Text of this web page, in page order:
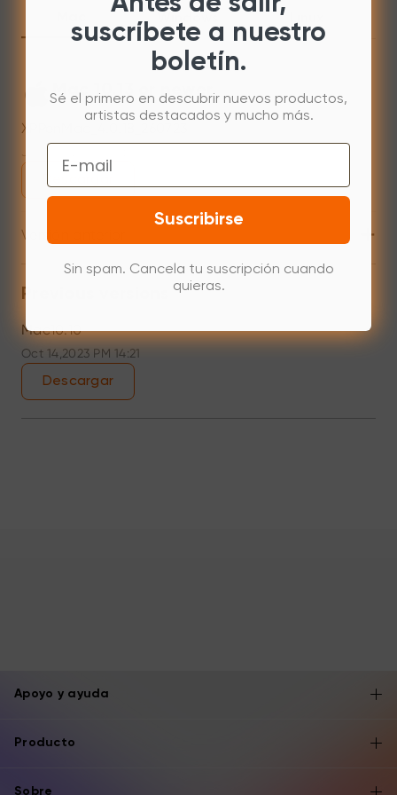
Mac 10.13 or newer
XPPenMac_4.0.18_260723
Versión anterior +
Previous versions
Mac10.10
Oct 14,2023 PM 14:21
Descargar
Apoyo y ayuda
Producto
Sobre
suscríbete a nuestro
boletín.
Sé el primero en descubrir nuevos productos,
artistas destacados y mucho más.
Email
Suscribirse
Sin spam. Cancela tu suscripción cuando
quieras.